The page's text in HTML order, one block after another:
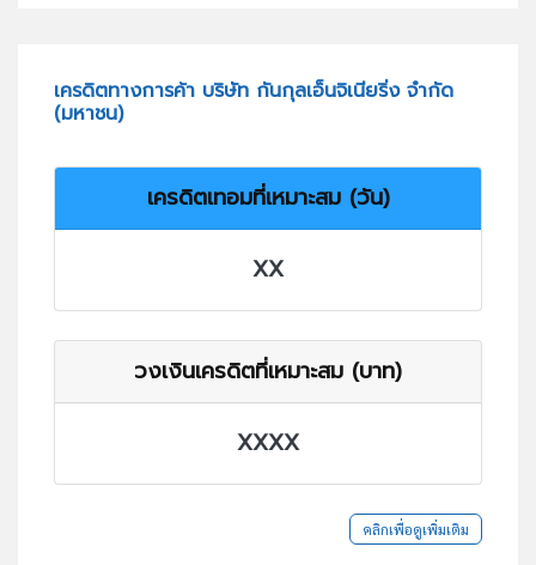
เครดิตทางการค้า บริษัท กันกุลเอ็นจิเนียริ่ง จำกัด
(มหาชน)
เครดิตเทอมที่เหมาะสม (วัน)
XX
วงเงินเครดิตที่เหมาะสม (บาท)
XXXX
คลิกเพื่อดูเพิ่มเติม